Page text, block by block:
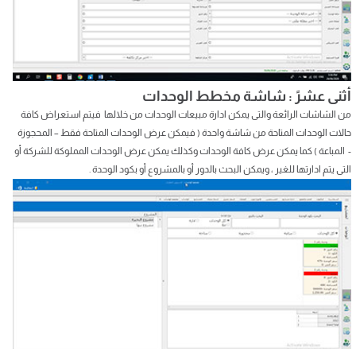
أثنى عشرً : شاشة مخطط الوحدات
من الشاشات الرائعة والتى يمكن ادارة مبيعات الوحدات من خلالها فيتم استعراض كافة
حالات الوحدات المتاحة من شاشة واحدة ( فيمكن عرض الوحدات المتاحة فقط – المحجوزة
- المباعة ) كما يمكن عرض كافة الوحدات وكذلك يمكن عرض الوحدات المملوكة للشركة أو
التى يتم ادارتها للغير ، ويمكن البحث بالدور أو بالمشروع أو بكود الوحدة .